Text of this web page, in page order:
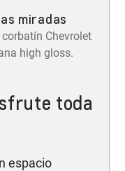
miradas
Chevrolet
high gloss.
toda
espacio